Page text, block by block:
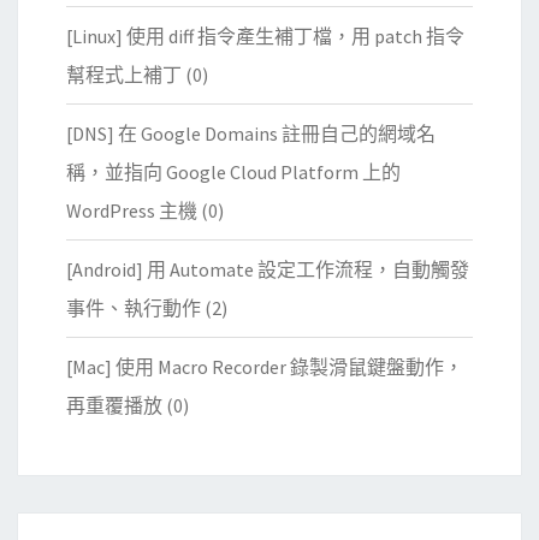
[Linux] 使用 diff 指令產生補丁檔，用 patch 指令
幫程式上補丁 (0)
[DNS] 在 Google Domains 註冊自己的網域名
稱，並指向 Google Cloud Platform 上的
WordPress 主機 (0)
[Android] 用 Automate 設定工作流程，自動觸發
事件、執行動作 (2)
[Mac] 使用 Macro Recorder 錄製滑鼠鍵盤動作，
再重覆播放 (0)